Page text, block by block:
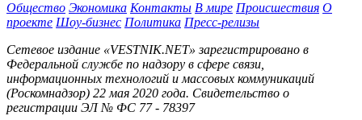
Общество Экономика Контакты В мире Происшествия О
проекте Шоу-бизнес Политика Пресс-релизы
Сетевое издание «VESTNIK.NET» зарегистрировано в
Федеральной службе по надзору в сфере связи,
информационных технологий и массовых коммуникаций
(Роскомнадзор) 22 мая 2020 года. Свидетельство о
регистрации ЭЛ № ФС 77 - 78397